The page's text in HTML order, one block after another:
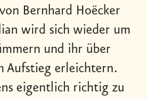
Bernhard Hoëcker
wird sich wieder um
und ihr über
Aufstieg erleichtern.
eigentlich richtig zu